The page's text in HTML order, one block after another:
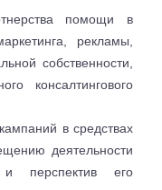
помощи в
рекламы,
собственности,
консалтингового
в средствах
деятельности
и перспектив его